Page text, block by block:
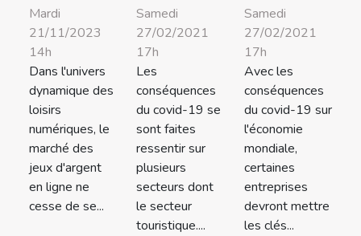
Mardi
21/11/2023
14h
Dans l'univers
dynamique des
loisirs
numériques, le
marché des
jeux d'argent
en ligne ne
cesse de se...
Samedi
27/02/2021
17h
Les
conséquences
du covid-19 se
sont faites
ressentir sur
plusieurs
secteurs dont
le secteur
touristique....
Samedi
27/02/2021
17h
Avec les
conséquences
du covid-19 sur
l'économie
mondiale,
certaines
entreprises
devront mettre
les clés...